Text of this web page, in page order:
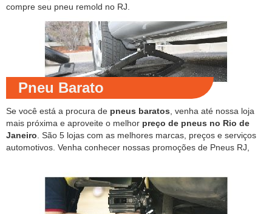
compre seu pneu remold no RJ.
Pneu Barato
Se você está a procura de pneus baratos , venha até nossa loja
mais próxima e aproveite o melhor preço de pneus no Rio de
Janeiro . São 5 lojas com as melhores marcas, preços e serviços
automotivos. Venha conhecer nossas promoções de Pneus RJ,